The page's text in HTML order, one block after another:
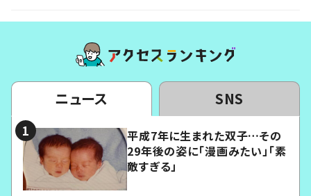
ニュース SNS
平成7年に生まれた双子…その
29年後の姿に「漫画みたい」「素
敵すぎる」